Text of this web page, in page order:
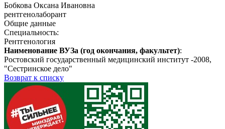
Бобкова Оксана Ивановна
рентгенолаборант
Общие данные
Специальность:
Рентгенология
Наименование ВУЗа (год окончания, факультет):
Ростовский государственный медицинский институт -2008,
"Сестринское дело"
Возврат к списку